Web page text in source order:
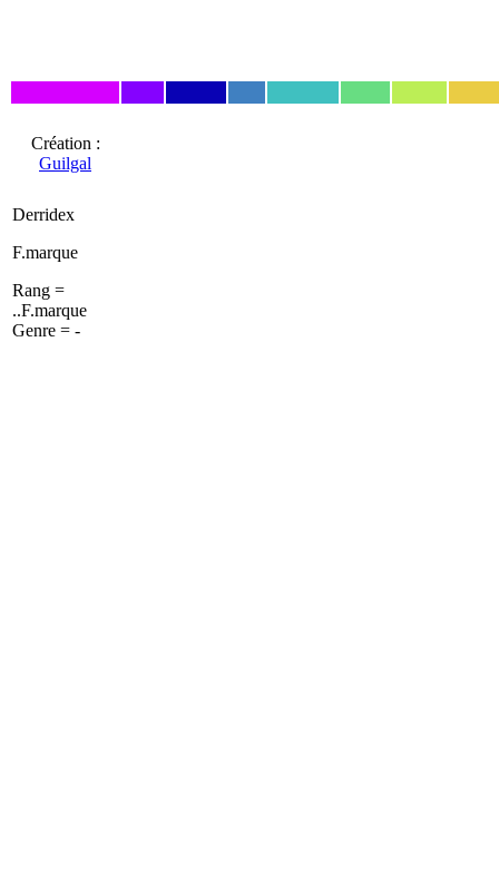
Création :
Guilgal
Derridex
F.marque
Rang =
..F.marque
Genre = -